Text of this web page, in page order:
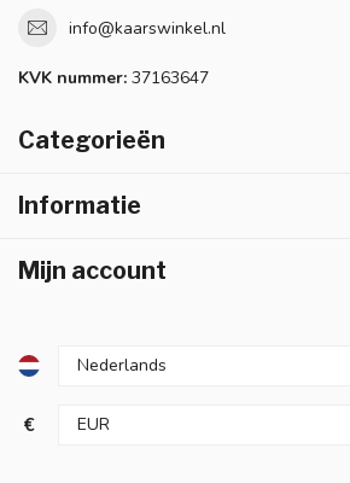
info@kaarswinkel.nl
KVK nummer: 37163647
Categorieën
Informatie
Mijn account
€